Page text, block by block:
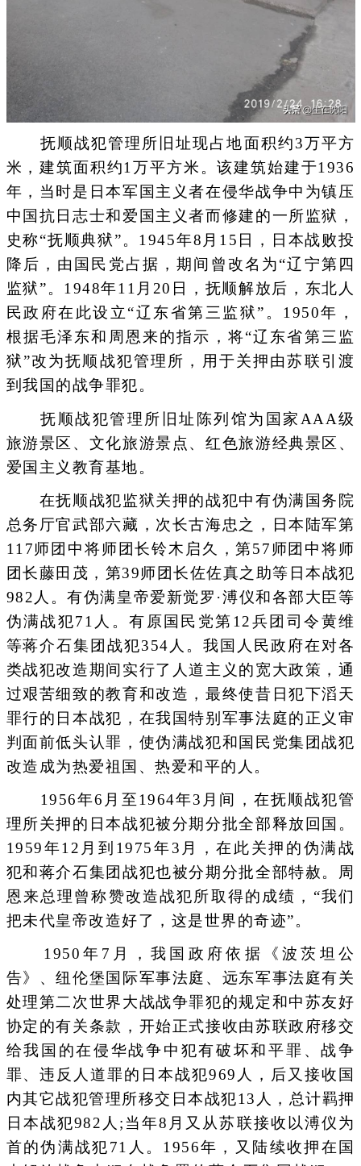
抚顺战犯管理所旧址现占地面积约3万平方
米，建筑面积约1万平方米。该建筑始建于1936
年，当时是日本军国主义者在侵华战争中为镇压
中国抗日志士和爱国主义者而修建的一所监狱，
史称“抚顺典狱”。1945年8月15日，日本战败投
降后，由国民党占据，期间曾改名为“辽宁第四
监狱”。1948年11月20日，抚顺解放后，东北人
民政府在此设立“辽东省第三监狱”。1950年，
根据毛泽东和周恩来的指示，将“辽东省第三监
狱”改为抚顺战犯管理所，用于关押由苏联引渡
到我国的战争罪犯。
抚顺战犯管理所旧址陈列馆为国家AAA级
旅游景区、文化旅游景点、红色旅游经典景区、
爱国主义教育基地。
在抚顺战犯监狱关押的战犯中有伪满国务院
总务厅官武部六藏，次长古海忠之，日本陆军第
117师团中将师团长铃木启久，第57师团中将师
团长藤田茂，第39师团长佐佐真之助等日本战犯
982人。有伪满皇帝爱新觉罗·溥仪和各部大臣等
伪满战犯71人。有原国民党第12兵团司令黄维
等蒋介石集团战犯354人。我国人民政府在对各
类战犯改造期间实行了人道主义的宽大政策，通
过艰苦细致的教育和改造，最终使昔日犯下滔天
罪行的日本战犯，在我国特别军事法庭的正义审
判面前低头认罪，使伪满战犯和国民党集团战犯
改造成为热爱祖国、热爱和平的人。
1956年6月至1964年3月间，在抚顺战犯管
理所关押的日本战犯被分期分批全部释放回国。
1959年12月到1975年3月，在此关押的伪满战
犯和蒋介石集团战犯也被分期分批全部特赦。周
恩来总理曾称赞改造战犯所取得的成绩，“我们
把未代皇帝改造好了，这是世界的奇迹”。
1950年7月，我国政府依据《波茨坦公
告》、纽伦堡国际军事法庭、远东军事法庭有关
处理第二次世界大战战争罪犯的规定和中苏友好
协定的有关条款，开始正式接收由苏联政府移交
给我国的在侵华战争中犯有破坏和平罪、战争
罪、违反人道罪的日本战犯969人，后又接收国
内其它战犯管理所移交日本战犯13人，总计羁押
日本战犯982人;当年8月又从苏联接收以溥仪为
首的伪满战犯71人。1956年，又陆续收押在国